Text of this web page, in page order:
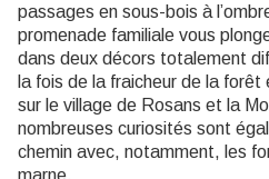
passages en sous-bois à
promenade familiale vous
dans deux décors totalement
la fois de la fraicheur de la
sur le village de Rosans et la
nombreuses curiosités sont
chemin avec, notamment, les
marne.